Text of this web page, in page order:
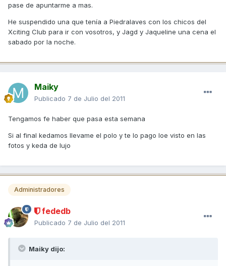
pase de apuntarme a mas.
He suspendido una que tenía a Piedralaves con los chicos del
Xciting Club para ir con vosotros, y Jagd y Jaqueline una cena el
sabado por la noche.
Maiky
Publicado 7 de Julio del 2011
Tengamos fe haber que pasa esta semana
Si al final kedamos llevame el polo y te lo pago loe visto en las
fotos y keda de lujo
Administradores
fededb
Publicado 7 de Julio del 2011
Maiky dijo: